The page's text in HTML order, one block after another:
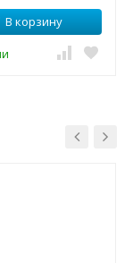
В корзину